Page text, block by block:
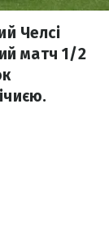
Челсі
матч 1/2